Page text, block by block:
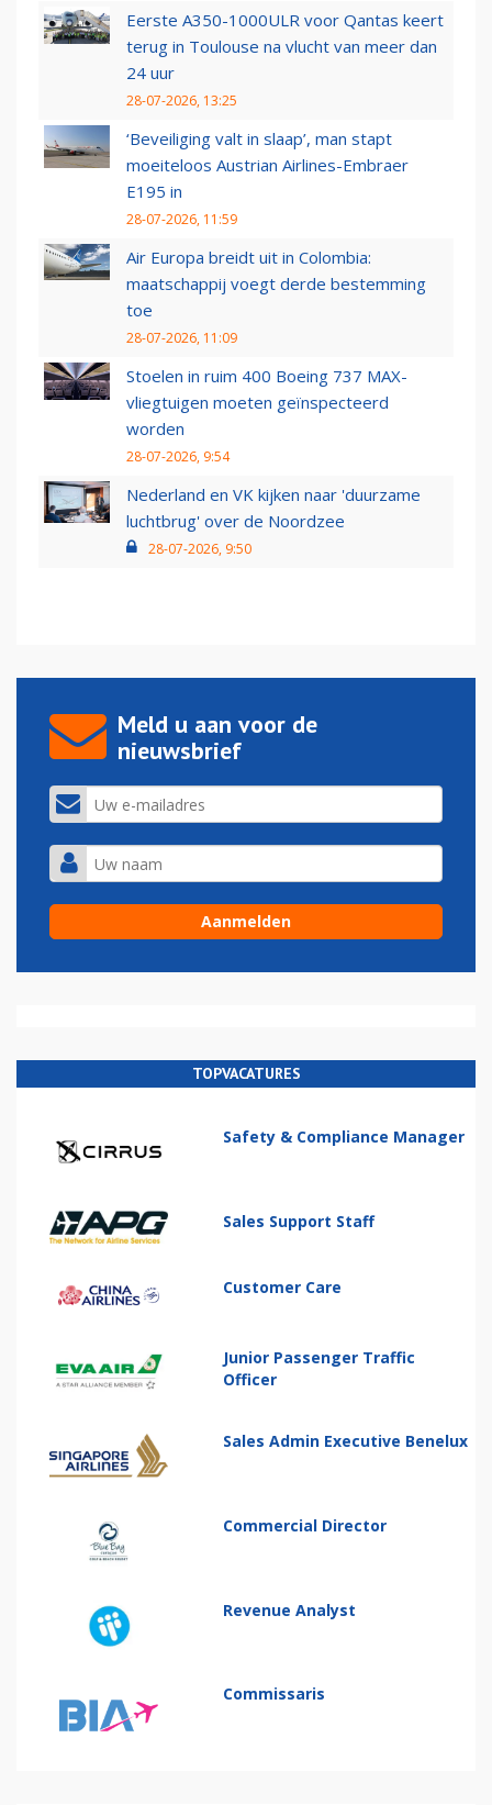
Eerste A350-1000ULR voor Qantas keert
terug in Toulouse na vlucht van meer dan
24 uur
28-07-2026, 13:25
‘Beveiliging valt in slaap’, man stapt
moeiteloos Austrian Airlines-Embraer
E195 in
28-07-2026, 11:59
Air Europa breidt uit in Colombia:
maatschappij voegt derde bestemming
toe
28-07-2026, 11:09
Stoelen in ruim 400 Boeing 737 MAX-
vliegtuigen moeten geïnspecteerd
worden
28-07-2026, 9:54
Nederland en VK kijken naar 'duurzame
luchtbrug' over de Noordzee
28-07-2026, 9:50
Meld u aan voor de
nieuwsbrief
TOPVACATURES
Safety & Compliance Manager
Sales Support Staff
Customer Care
Junior Passenger Traffic
Officer
Sales Admin Executive Benelux
Commercial Director
Revenue Analyst
Commissaris